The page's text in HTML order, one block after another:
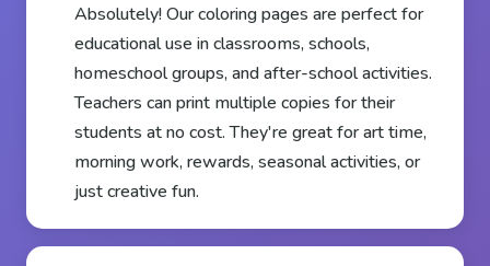
Absolutely! Our coloring pages are perfect for
educational use in classrooms, schools,
homeschool groups, and after-school activities.
Teachers can print multiple copies for their
students at no cost. They're great for art time,
morning work, rewards, seasonal activities, or
just creative fun.